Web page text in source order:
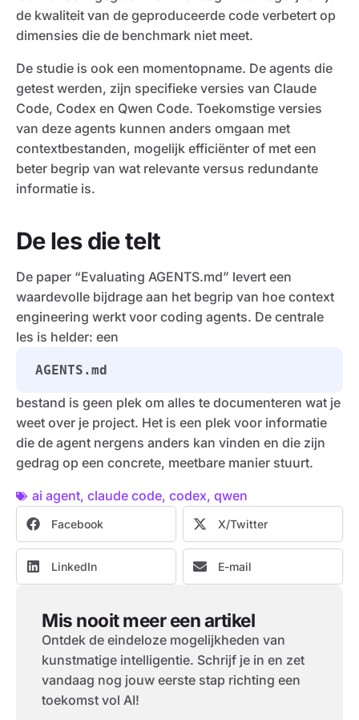
de kwaliteit van de geproduceerde code verbetert op
dimensies die de benchmark niet meet.
De studie is ook een momentopname. De agents die
getest werden, zijn specifieke versies van Claude
Code, Codex en Qwen Code. Toekomstige versies
van deze agents kunnen anders omgaan met
contextbestanden, mogelijk efficiënter of met een
beter begrip van wat relevante versus redundante
informatie is.
De les die telt
De paper “Evaluating AGENTS.md” levert een
waardevolle bijdrage aan het begrip van hoe context
engineering werkt voor coding agents. De centrale
les is helder: een
AGENTS.md
bestand is geen plek om alles te documenteren wat je
weet over je project. Het is een plek voor informatie
die de agent nergens anders kan vinden en die zijn
gedrag op een concrete, meetbare manier stuurt.
ai agent, claude code, codex, qwen
Facebook X/Twitter
LinkedIn E-mail
Mis nooit meer een artikel
Ontdek de eindeloze mogelijkheden van
kunstmatige intelligentie. Schrijf je in en zet
vandaag nog jouw eerste stap richting een
toekomst vol AI!